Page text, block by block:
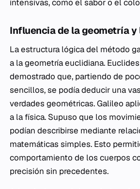
intensivas, como el sabor o el
Influencia de la geometría y
La estructura lógica del método
a la geometría euclidiana.
demostrado que, partiendo de
sencillos, se podía deducir una
verdades geométricas. Galileo
a la física. Supuso que los
podían describirse mediante
matemáticas simples. Esto
comportamiento de los cuerpos
precisión sin precedentes.